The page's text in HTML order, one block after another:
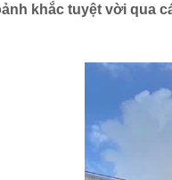
khắc tuyệt vời qua